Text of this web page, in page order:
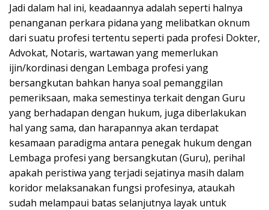
Jadi dalam hal ini, keadaannya adalah seperti halnya
penanganan perkara pidana yang melibatkan oknum
dari suatu profesi tertentu seperti pada profesi Dokter,
Advokat, Notaris, wartawan yang memerlukan
ijin/kordinasi dengan Lembaga profesi yang
bersangkutan bahkan hanya soal pemanggilan
pemeriksaan, maka semestinya terkait dengan Guru
yang berhadapan dengan hukum, juga diberlakukan
hal yang sama, dan harapannya akan terdapat
kesamaan paradigma antara penegak hukum dengan
Lembaga profesi yang bersangkutan (Guru), perihal
apakah peristiwa yang terjadi sejatinya masih dalam
koridor melaksanakan fungsi profesinya, ataukah
sudah melampaui batas selanjutnya layak untuk